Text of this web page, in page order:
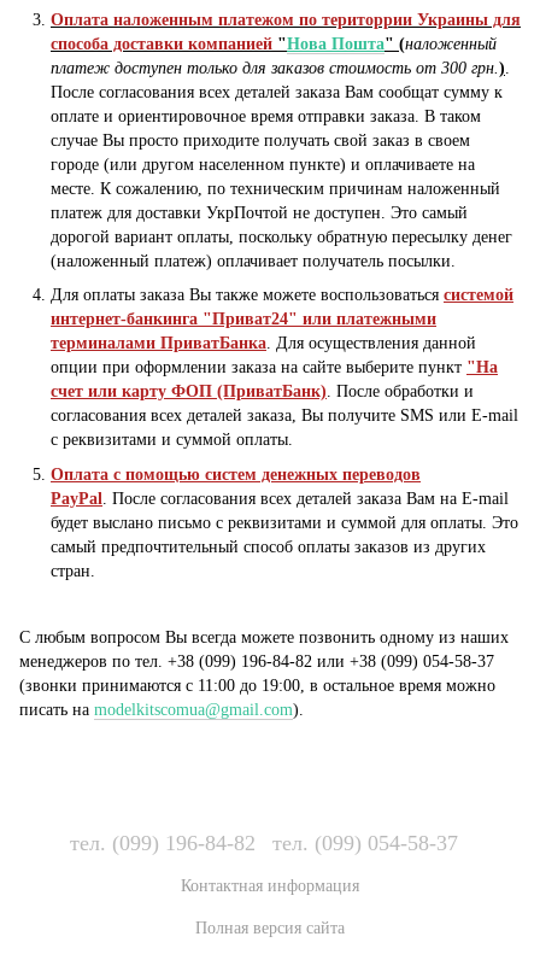
Оплата наложенным платежом по територрии Украины для
способа доставки компанией "Нова Пошта" (наложенный
платеж доступен только для заказов стоимость от 300 грн. )
После согласования всех деталей заказа Вам сообщат сумму к
оплате и ориентировочное время отправки заказа. В таком
случае Вы просто приходите получать свой заказ в своем
городе (или другом населенном пункте) и оплачиваете на
месте. К сожалению, по техническим причинам наложенный
платеж для доставки УкрПочтой не доступен. Это самый
дорогой вариант оплаты, поскольку обратную пересылку денег
(наложенный платеж) оплачивает получатель посылки.
Для оплаты заказа Вы также можете воспользоваться системой
интернет-банкинга "Приват24" или платежными
терминалами ПриватБанка. Для осуществления данной
опции при оформлении заказа на сайте выберите пункт "На
счет или карту ФОП (ПриватБанк). После обработки и
согласования всех деталей заказа, Вы получите SMS или E-mail
с реквизитами и суммой оплаты.
Оплата с помощью систем денежных переводов
PayPal . После согласования всех деталей заказа Вам на E-mail
будет выслано письмо с реквизитами и суммой для оплаты. Это
самый предпочтительный способ оплаты заказов из других
стран.
С любым вопросом Вы всегда можете позвонить одному из наших
менеджеров по тел. +38 (099) 196-84-82 или +38 (099) 054-58-37
(звонки принимаются с 11:00 до 19:00, в остальное время можно
писать на modelkitscomua@gmail.com).
тел. (099) 196-84-82 тел. (099) 054-58-37
Контактная информация
Полная версия сайта